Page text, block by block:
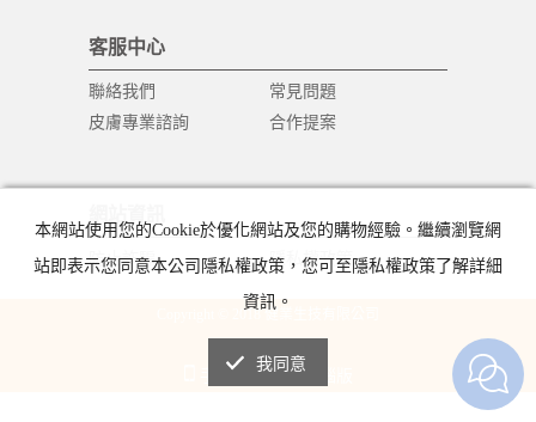
客服中心
聯絡我們
皮膚專業諮詢
常見問題
合作提案
防止詐騙 隱私權政策
Copyright © 2018 健業生技有限公司
手機版 | 電腦版
本網站使用您的Cookie於優化網站及您的購物經驗。繼續瀏覽網
站即表示您同意本公司隱私權政策，您可至隱私權政策了解詳細
資訊。
我同意